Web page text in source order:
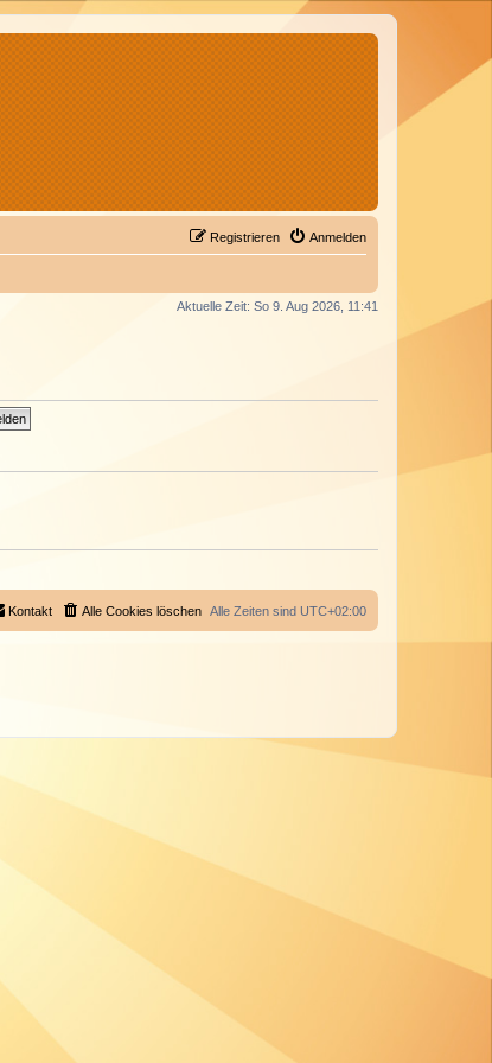
Anmelden
Registrieren
Aktuelle Zeit: So 9. Aug 2026, 11:41
Alle Zeiten sind UTC+02:00
Alle Cookies löschen
Kontakt